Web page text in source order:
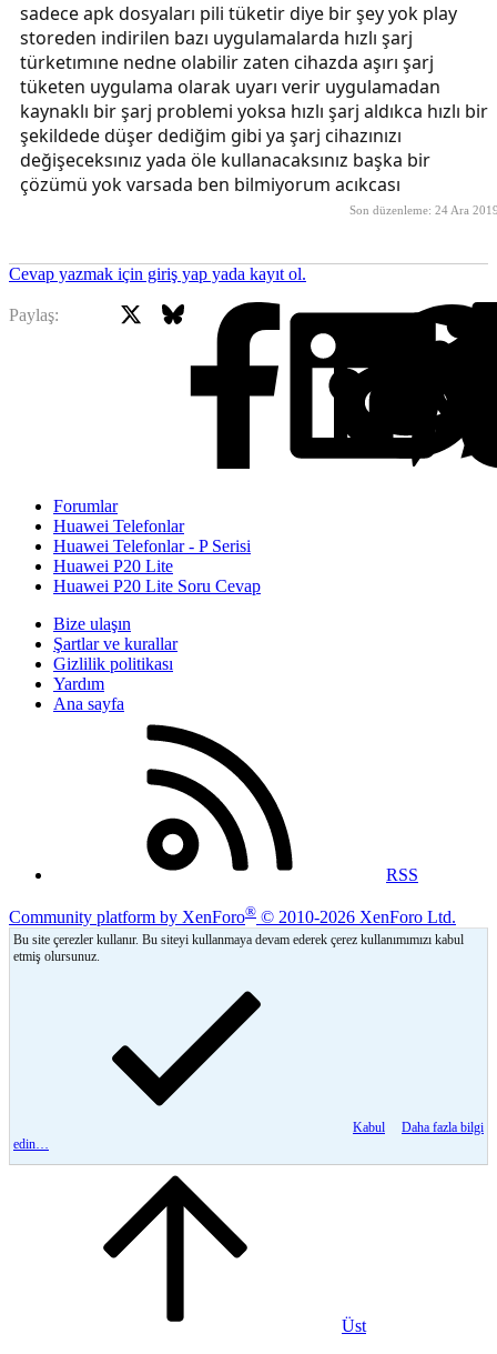
sadece apk dosyaları pili tüketir diye bir şey yok play
storeden indirilen bazı uygulamalarda hızlı şarj
türketımıne nedne olabilir zaten cihazda aşırı şarj
tüketen uygulama olarak uyarı verir uygulamadan
kaynaklı bir şarj problemi yoksa hızlı şarj aldıkca hızlı bir
şekildede düşer dediğim gibi ya şarj cihazınızı
değişeceksınız yada öle kullanacaksınız başka bir
çözümü yok varsada ben bilmiyorum acıkcası
Son düzenleme: 24 Ara
Cevap yazmak için giriş yap yada kayıt ol.
Paylaş: Facebook
Bluesky
Forumlar
Huawei Telefonlar
Huawei Telefonlar - P Serisi
Huawei P20 Lite
Huawei P20 Lite Soru Cevap
Bize ulaşın
Şartlar ve kurallar
Gizlilik politikası
Yardım
Ana sayfa
RSS
Community platform by XenForo® © 2010-2026 XenForo Ltd.
Bu site çerezler kullanır. Bu siteyi kullanmaya devam ederek çerez kullanımımızı kabul
etmiş olursunuz.
Kabul
Daha fazla bilgi
edin…
Üst